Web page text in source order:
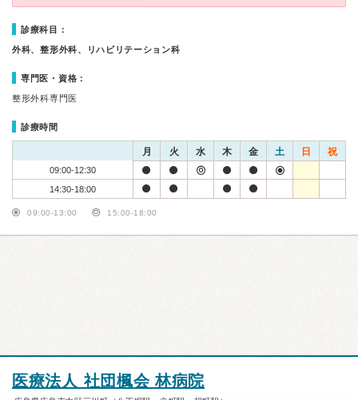
診療科目：
外科、整形外科、リハビリテーション科
専門医・資格：
整形外科専門医
診療時間
月 火 水 木 金 土 日 祝
09:00-12:30
14:30-18:00
09:00-13:00 15:00-18:00
医療法人 社団楓会 林病院